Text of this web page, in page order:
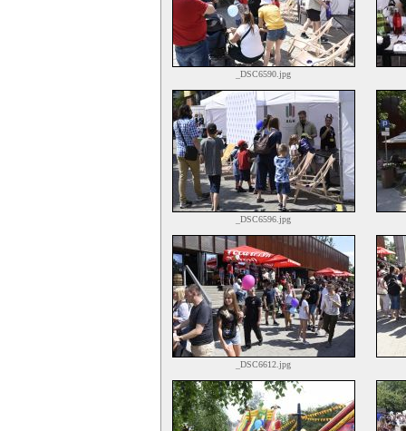
_DSC6590.jpg
_DSC6596.jpg
_DSC6612.jpg